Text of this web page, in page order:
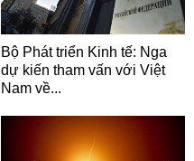
Bộ Phát triển Kinh tế: Nga
dự kiến tham vấn với Việt
Nam về...